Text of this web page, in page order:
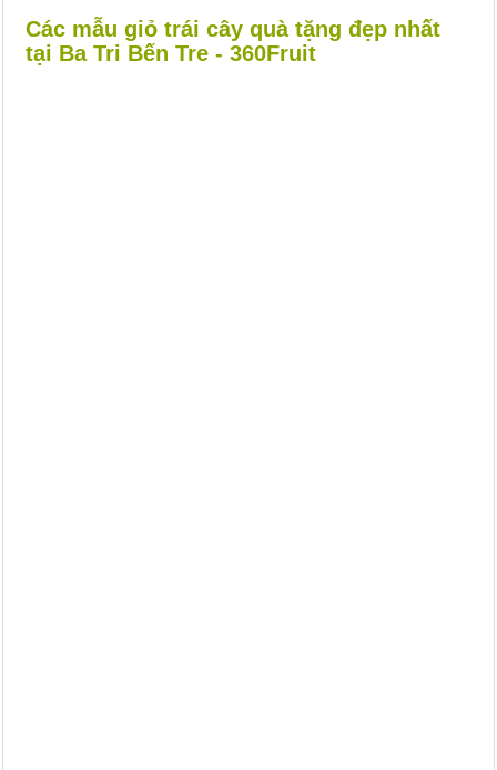
Các mẫu giỏ trái cây quà tặng đẹp nhất
tại Ba Tri Bến Tre - 360Fruit